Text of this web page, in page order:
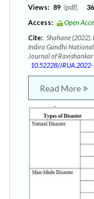
Views: 89 (pdf),
Access:
Open
Cite: Shahane
Indira Gandhi National
Journal of Ravishankar
10.52228/
Read More